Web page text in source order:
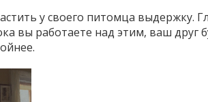
у своего питомца выдержку.
вы работаете над этим, ваш друг